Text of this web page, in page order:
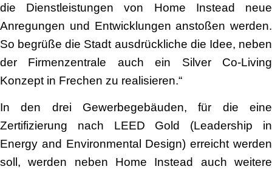
die Dienstleistungen von Home Instead neue
Anregungen und Entwicklungen anstoßen werden.
So begrüße die Stadt ausdrückliche die Idee, neben
der Firmenzentrale auch ein Silver Co-Living
Konzept in Frechen zu realisieren.“
In den drei Gewerbegebäuden, für die eine
Zertifizierung nach LEED Gold (Leadership in
Energy and Environmental Design) erreicht werden
soll, werden neben Home Instead auch weitere